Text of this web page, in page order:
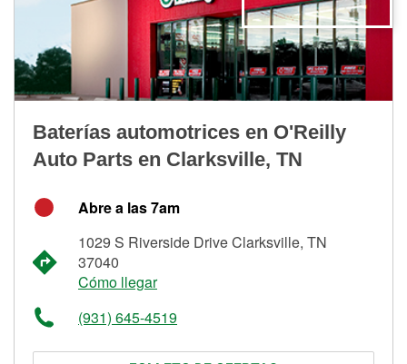
Baterías automotrices en O'Reilly
Auto Parts en Clarksville, TN
Abre a las 7am
1029 S Riverside Drive Clarksville, TN
37040
Cómo llegar
(931) 645-4519